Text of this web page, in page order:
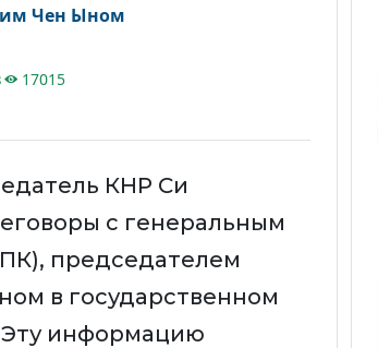
Чен Ыном
17015
КНР Си
с генеральным
председателем
в государственном
Эту информацию